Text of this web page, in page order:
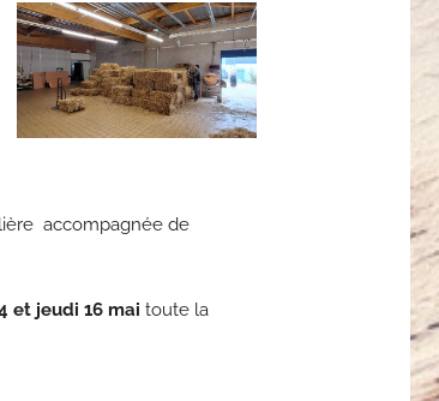
accompagnée de
et jeudi 16 mai toute la